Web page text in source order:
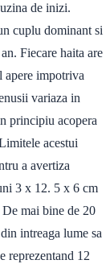
de inizi.
cuplu dominant si
Fiecare haita are
apere impotriva
variaza in
principiu acopera
acestui
a avertiza
3 x 12. 5 x 6 cm
mai bine de 20
intreaga lume sa
reprezentand 12